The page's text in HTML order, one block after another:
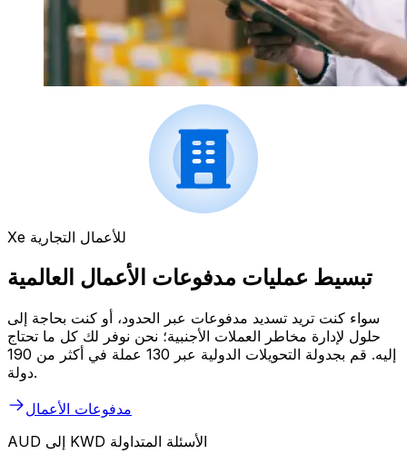
Xe للأعمال التجارية
تبسيط عمليات مدفوعات الأعمال العالمية
سواء كنت تريد تسديد مدفوعات عبر الحدود، أو كنت بحاجة إلى
حلول لإدارة مخاطر العملات الأجنبية؛ نحن نوفر لك كل ما تحتاج
إليه. قم بجدولة التحويلات الدولية عبر 130 عملة في أكثر من 190
دولة.
مدفوعات الأعمال
AUD إلى KWD الأسئلة المتداولة